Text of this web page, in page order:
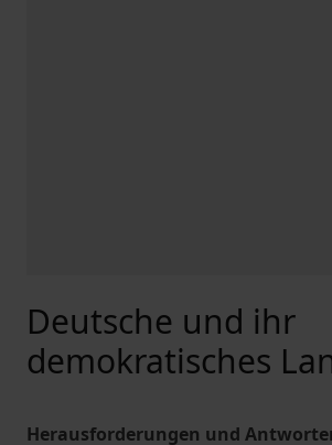
Deutsche und ihr
demokratisches
Herausforderungen und